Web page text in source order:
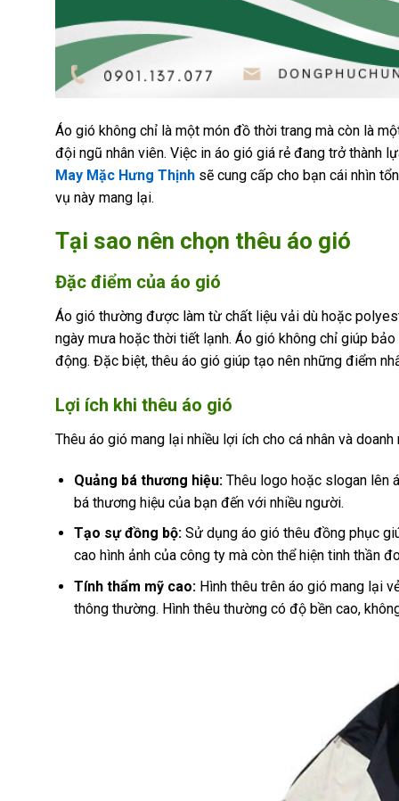
Áo gió không chỉ là một món đồ thời trang mà còn là
đội ngũ nhân viên. Việc in áo gió giá rẻ đang trở thành
May Mặc Hưng Thịnh sẽ cung cấp cho bạn cái nhìn
vụ này mang lại.
Tại sao nên chọn thêu áo gió
Đặc điểm của áo gió
Áo gió thường được làm từ chất liệu vải dù hoặc
ngày mưa hoặc thời tiết lạnh. Áo gió không chỉ giúp
động. Đặc biệt, thêu áo gió giúp tạo nên những điểm
Lợi ích khi thêu áo gió
Thêu áo gió mang lại nhiều lợi ích cho cá nhân và doanh
Quảng bá thương hiệu: Thêu logo hoặc slogan lên
bá thương hiệu của bạn đến với nhiều người.
Tạo sự đồng bộ: Sử dụng áo gió thêu đồng phục
cao hình ảnh của công ty mà còn thể hiện tinh thần
Tính thẩm mỹ cao:Hình thêu trên áo gió mang lại
thông thường. Hình thêu thường có độ bền cao,